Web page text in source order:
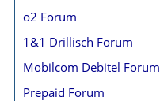
o2 Forum
1&1 Drillisch Forum
Mobilcom Debitel Forum
Prepaid Forum